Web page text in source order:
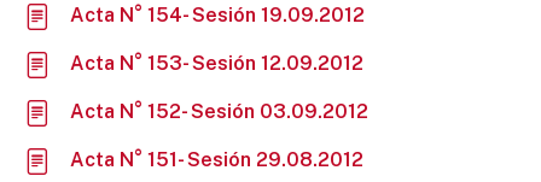
Acta N° 154- Sesión 19.09.2012
Acta N° 153- Sesión 12.09.2012
Acta N° 152- Sesión 03.09.2012
Acta N° 151- Sesión 29.08.2012